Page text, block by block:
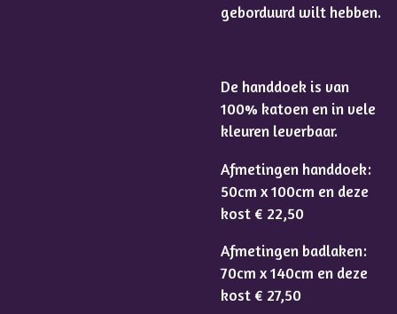
geborduurd wilt hebben.
De handdoek is van
100% katoen en in vele
kleuren leverbaar.
Afmetingen handdoek:
50cm x 100cm en deze
kost € 22,50
Afmetingen badlaken:
70cm x 140cm en deze
kost € 27,50